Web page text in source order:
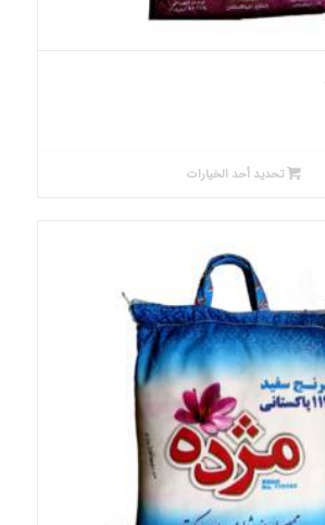
تحديد أحد الخيارات